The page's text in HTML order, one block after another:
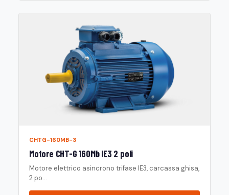
CHTG-160MB-3
Motore CHT-G 160Mb IE3 2 poli
Motore elettrico asincrono trifase IE3, carcassa ghisa,
2 po...